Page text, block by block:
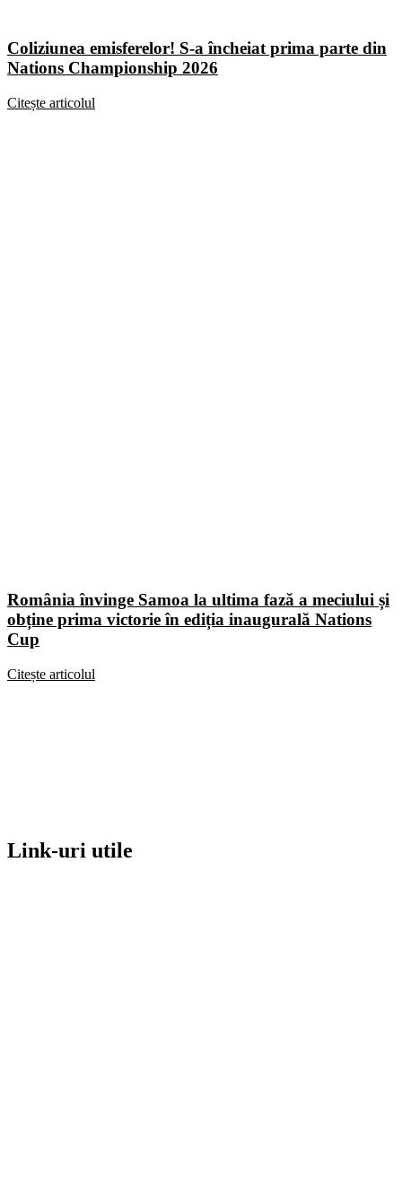
Coliziunea emisferelor! S-a încheiat prima parte din
Nations Championship 2026
Citește articolul
România învinge Samoa la ultima fază a meciului și
obține prima victorie în ediția inaugurală Nations
Cup
Citește articolul
Link-uri utile